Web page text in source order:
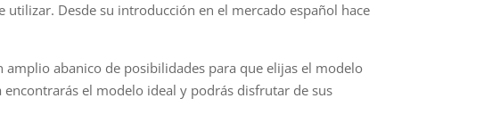
Desde su introducción en el mercado español hace
abanico de posibilidades para que elijas el modelo
encontrarás el modelo ideal y podrás disfrutar de sus